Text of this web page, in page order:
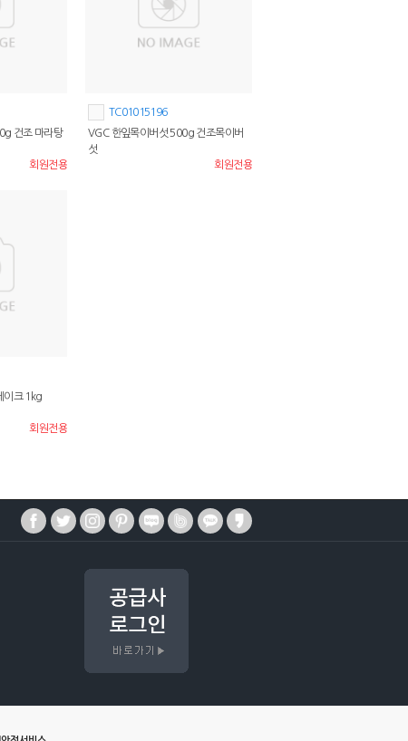
건조 마라탕
회원전용
TC01015196
VGC 한잎목이버섯 500g 건조목이버
섯
회원전용
이크 1kg
회원전용